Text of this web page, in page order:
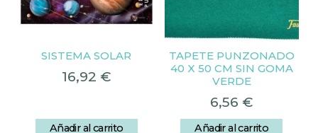
SISTEMA SOLAR
16,92 €
Añadir al carrito
TAPETE PUNZONADO
40 X 50 CM SIN GOMA
VERDE
6,56 €
Añadir al carrito